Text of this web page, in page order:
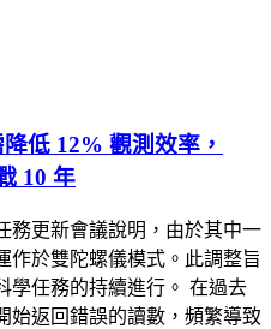
低 12% 觀測效率，
10 年
務更新會議說明，由於其中一
作於雙陀螺儀模式。此調整旨
學任務的持續進行。 在過去
始返回錯誤的讀數，頻繁導致